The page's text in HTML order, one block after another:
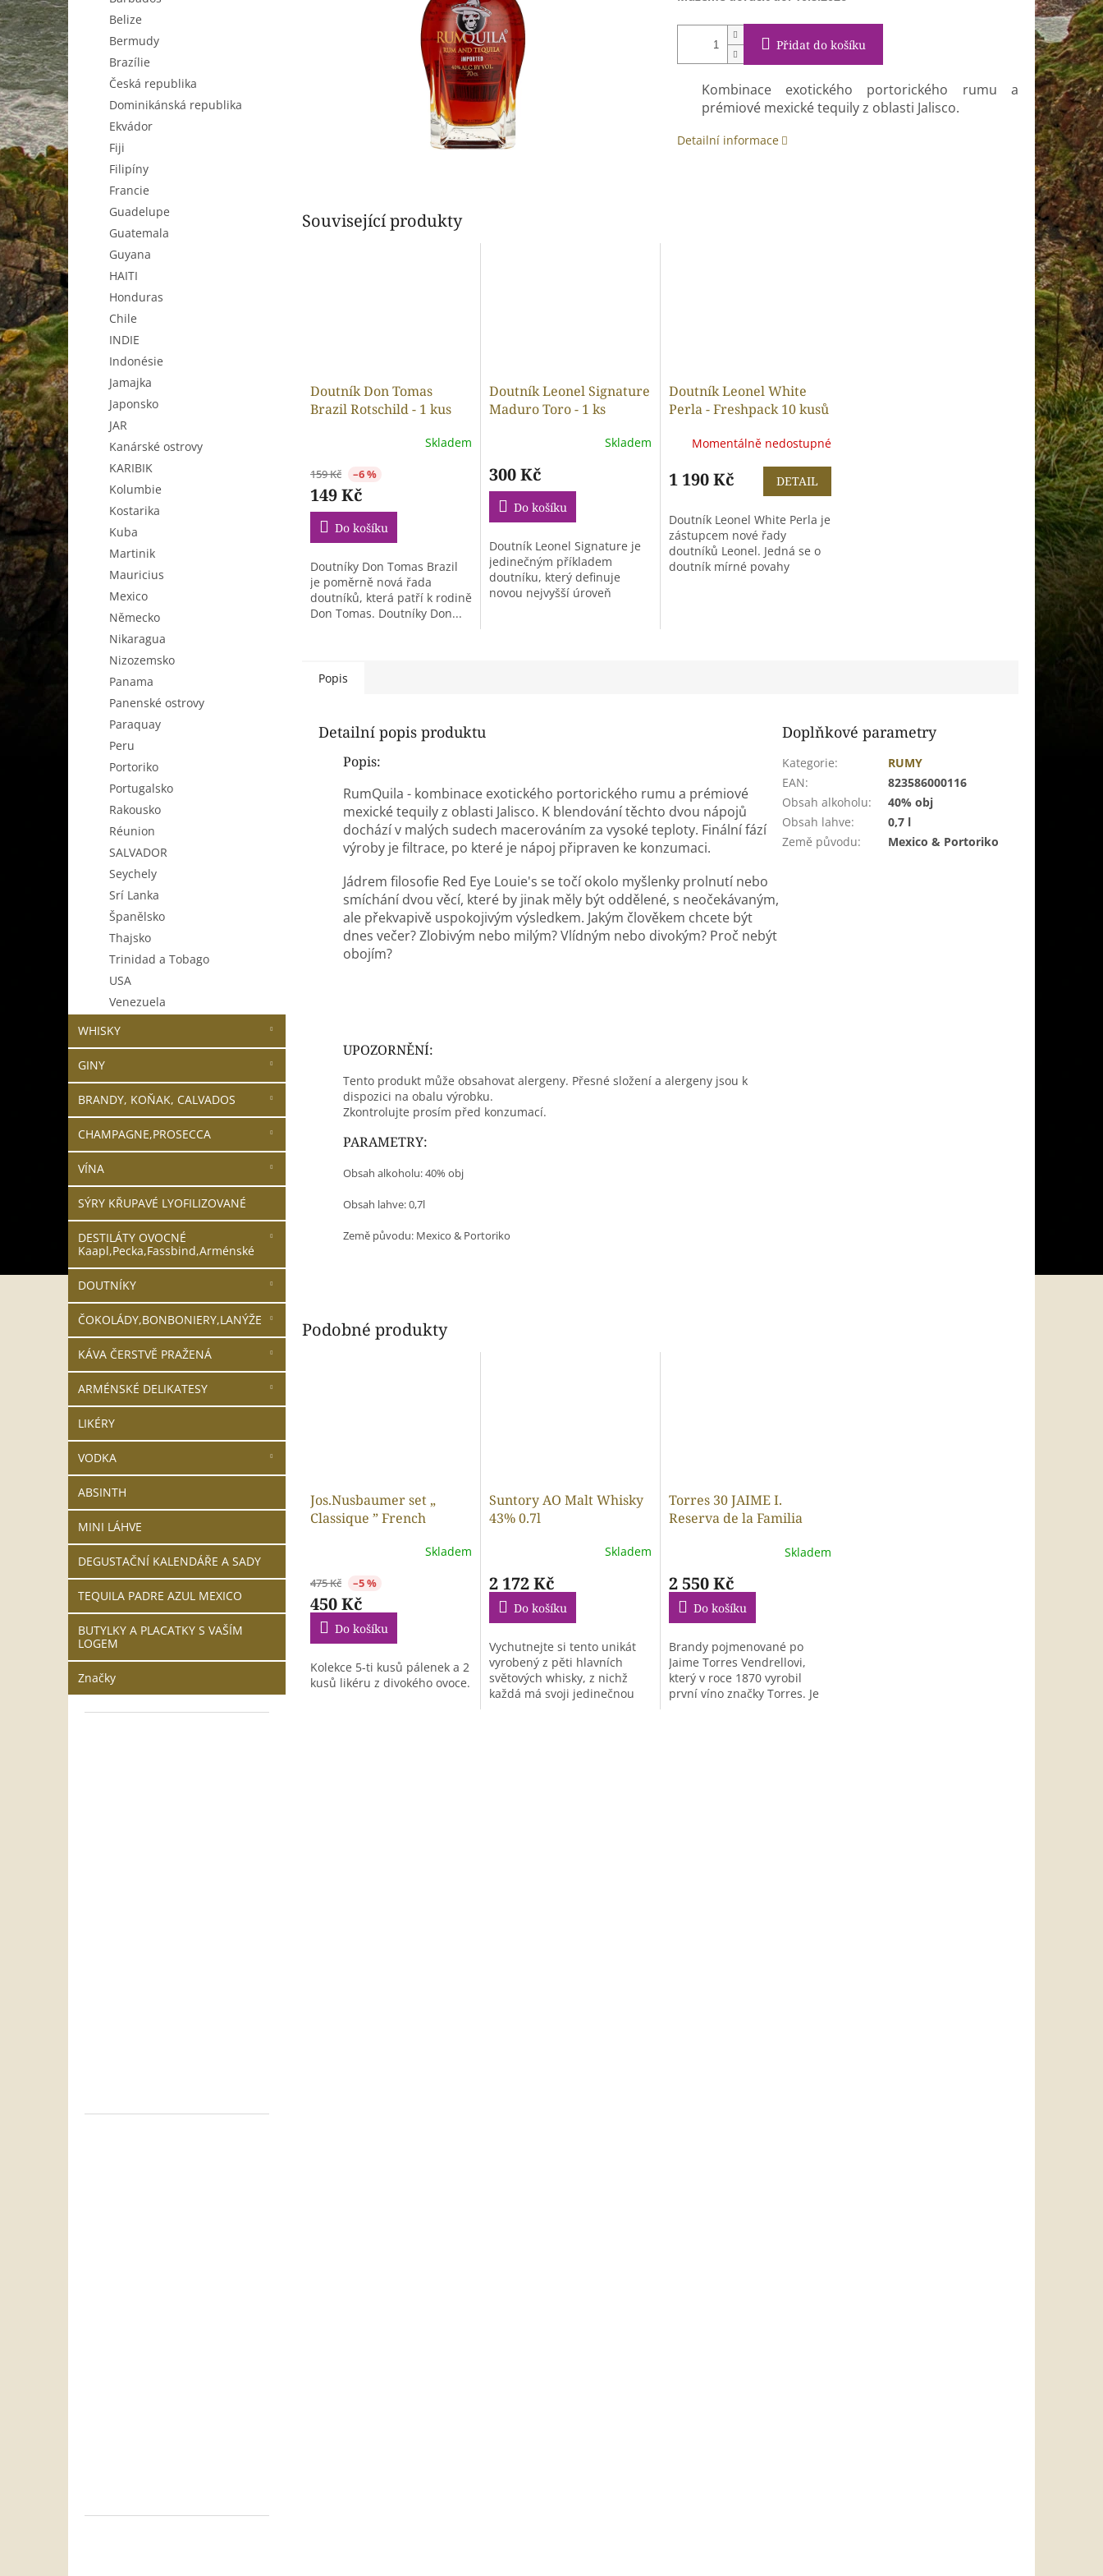
n
e
l
Belize
Bermudy
Brazílie
Česká republika
Dominikánská republika
Ekvádor
Fiji
Filipíny
Francie
Guadelupe
Guatemala
Guyana
HAITI
Honduras
Chile
INDIE
Indonésie
Jamajka
Japonsko
JAR
Kanárské ostrovy
KARIBIK
Kolumbie
Kostarika
Kuba
Martinik
Mauricius
Mexico
Německo
Nikaragua
Nizozemsko
Panama
Panenské ostrovy
Paraquay
Peru
Portoriko
Portugalsko
Rakousko
Réunion
SALVADOR
Seychely
Srí Lanka
Španělsko
Thajsko
Trinidad a Tobago
USA
Venezuela
WHISKY
GINY
BRANDY, KOŇAK, CALVADOS
CHAMPAGNE,PROSECCA
VÍNA
SÝRY KŘUPAVÉ LYOFILIZOVANÉ
DESTILÁTY OVOCNÉ
Kaapl,Pecka,Fassbind,Arménské
DOUTNÍKY
ČOKOLÁDY,BONBONIERY,LANÝŽE
KÁVA ČERSTVĚ PRAŽENÁ
ARMÉNSKÉ DELIKATESY
LIKÉRY
VODKA
ABSINTH
MINI LÁHVE
DEGUSTAČNÍ KALENDÁŘE A SADY
TEQUILA PADRE AZUL MEXICO
BUTYLKY A PLACATKY S VAŠÍM
LOGEM
Značky
Přidat do košíku
Kombinace exotického portorického rumu a
prémiové mexické tequily z oblasti Jalisco.
Detailní informace
Související produkty
Doutník Don Tomas
Brazil Rotschild - 1 kus
Skladem
159 Kč –6 %
149 Kč
Do košíku
Doutníky Don Tomas Brazil
je poměrně nová řada
doutníků, která patří k rodině
Don Tomas. Doutníky Don...
Doutník Leonel Signature
Maduro Toro - 1 ks
Skladem
300 Kč
Do košíku
Doutník Leonel Signature je
jedinečným příkladem
doutníku, který definuje
novou nejvyšší úroveň
Doutník Leonel White
Perla - Freshpack 10 kusů
Momentálně nedostupné
1 190 Kč DETAIL
Doutník Leonel White Perla je
zástupcem nové řady
doutníků Leonel. Jedná se o
doutník mírné povahy
Popis
Detailní popis produktu
Popis:
RumQuila - kombinace exotického portorického rumu a prémiové
mexické tequily z oblasti Jalisco. K blendování těchto dvou nápojů
dochází v malých sudech macerováním za vysoké teploty. Finální fází
výroby je filtrace, po které je nápoj připraven ke konzumaci.
Jádrem filosofie Red Eye Louie's se točí okolo myšlenky prolnutí nebo
smíchání dvou věcí, které by jinak měly být oddělené, s neočekávaným,
ale překvapivě uspokojivým výsledkem. Jakým člověkem chcete být
dnes večer? Zlobivým nebo milým? Vlídným nebo divokým? Proč nebýt
obojím?
UPOZORNĚNÍ:
Tento produkt může obsahovat alergeny. Přesné složení a alergeny jsou k
dispozici na obalu výrobku.
Zkontrolujte prosím před konzumací.
PARAMETRY:
Obsah alkoholu: 40% obj
Obsah lahve: 0,7l
Země původu: Mexico & Portoriko
Doplňkové parametry
Kategorie:
RUMY
EAN:
823586000116
Obsah alkoholu:
40% obj
Obsah lahve:
0,7 l
Země původu: Mexico & Portoriko
Podobné produkty
Jos.Nusbaumer set „
Classique ” French
Skladem
475 Kč –5 %
450 Kč
Do košíku
Kolekce 5-ti kusů pálenek a 2
kusů likéru z divokého ovoce.
Suntory AO Malt Whisky
43% 0.7l
Skladem
2 172 Kč
Do košíku
Vychutnejte si tento unikát
vyrobený z pěti hlavních
světových whisky, z nichž
každá má svoji jedinečnou
Torres 30 JAIME I.
Reserva de la Familia
Skladem
2 550 Kč
Do košíku
Brandy pojmenované po
Jaime Torres Vendrellovi,
který v roce 1870 vyrobil
první víno značky Torres. Je